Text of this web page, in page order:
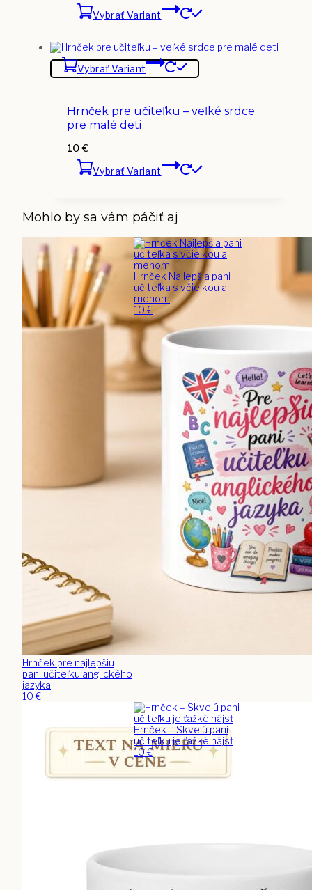
Vybrať Variant
Vybrať Variant
Hrnček pre učiteľku – veľké srdce
pre malé deti
10€
Vybrať Variant
Mohlo by sa vám páčiť aj
Hrnček pre najlepšiu
pani učiteľku anglického
jazyka
10€
Hrnček Najlepšia pani
učiteľka s včielkou a
menom
10€
Hrnček – Skvelú pani
učiteľku je ťažké nájsť
10€